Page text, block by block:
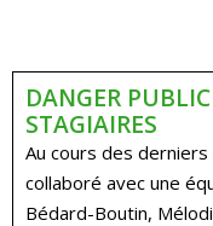
DANGER
STAGIAIRES
Au cours des derniers
collaboré avec une
Bédard-Boutin,